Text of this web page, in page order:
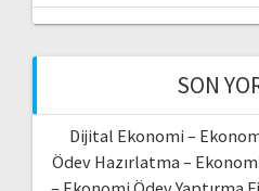
SON
Dijital Ekonomi –
Ödev Hazırlatma –